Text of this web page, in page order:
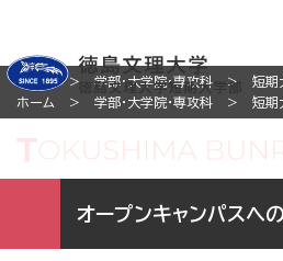
ホーム 学部・大学院・専攻科 短期
ホーム
学部・大学院・専攻科 短期
オープンキャンパスへ